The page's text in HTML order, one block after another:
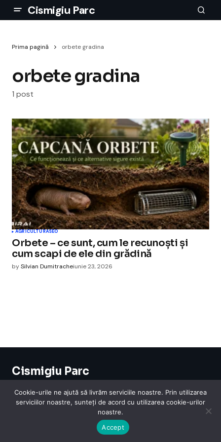
Cismigiu Parc
Prima pagină orbete gradina
orbete gradina
1 post
AGRICULTURASEO
Orbete – ce sunt, cum le recunoști și
cum scapi de ele din grădină
bySilvian Dumitracheiunie 23, 2026
Cismigiu Parc
© 2024 CismigiuParc. All Rights Reserved.
Internet
Legislatie Medical Moda Sarbatori Telefoane Contact
Cookie-urile ne ajută să livrăm serviciile noastre. Prin utilizarea
serviciilor noastre, sunteți de acord cu utilizarea cookie-urilor
noastre.
Accept